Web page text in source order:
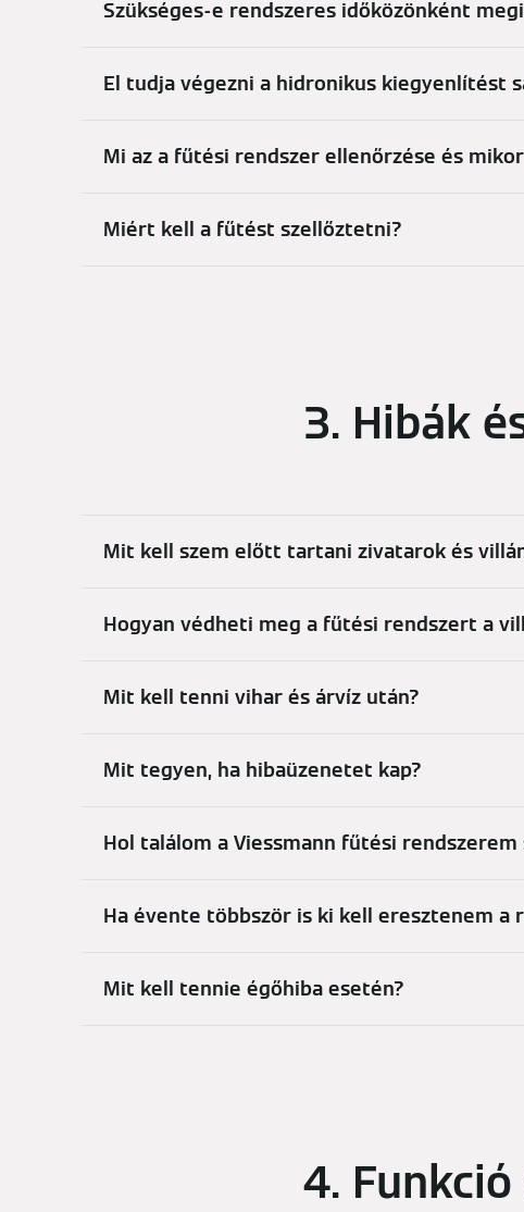
Szükséges-e rendszeres időközönként
El tudja végezni a hidronikus kiegyenlítést
Mi az a fűtési rendszer ellenőrzése és
Miért kell a fűtést szellőztetni?
3. Hibák
Mit kell szem előtt tartani zivatarok és
Hogyan védheti meg a fűtési rendszert a
Mit kell tenni vihar és árvíz után?
Mit tegyen, ha hibaüzenetet kap?
Hol találom a Viessmann fűtési
Ha évente többször is ki kell eresztenem a
Mit kell tennie égőhiba esetén?
4.